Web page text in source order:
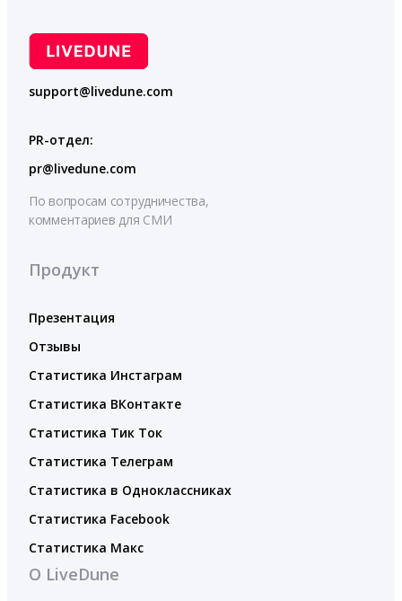
support@livedune.com
PR-отдел:
pr@livedune.com
По вопросам сотрудничества,
комментариев для СМИ
Продукт
Презентация
Отзывы
Статистика Инстаграм
Статистика ВКонтакте
Статистика Тик Ток
Статистика Телеграм
Статистика в Одноклассниках
Статистика Facebook
Статистика Макс
О LiveDune